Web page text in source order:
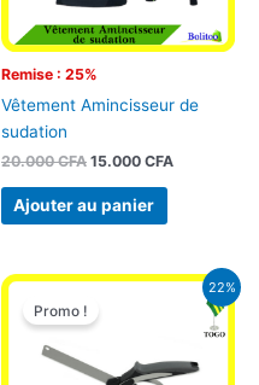
Remise : 25%
Vêtement Amincisseur de
sudation
20.000CFA 15.000 CFA
Ajouter au panier
22%
Promo !
Le
prix
initial
5.000 CFA.
Le
3.900 CFA.